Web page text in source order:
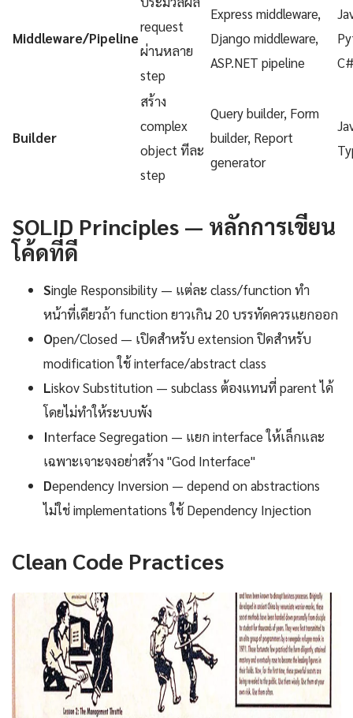
Middleware/Pipeline
request
ผ่านหลาย
step
Express middleware,
Django middleware,
ASP.NET pipeline
Builder
สร้าง
complex
object ทีละ
step
Query builder, Form
builder, Report
generator
SOLID Principles — หลักการเขียน
โค้ดที่ดี
Single Responsibility — แต่ละ class/function ทำ
หน้าที่เดียวถ้า function ยาวเกิน 20 บรรทัดควรแยกออก
Open/Closed — เปิดสำหรับ extension ปิดสำหรับ
modification ใช้ interface/abstract class
Liskov Substitution — subclass ต้องแทนที่ parent ได้
โดยไม่ทำให้ระบบพัง
Interface Segregation — แยก interface ให้เล็กและ
เฉพาะเจาะจงอย่าสร้าง "God Interface"
Dependency Inversion — depend on abstractions
ไม่ใช่ implementations ใช้ Dependency Injection
Clean Code Practices